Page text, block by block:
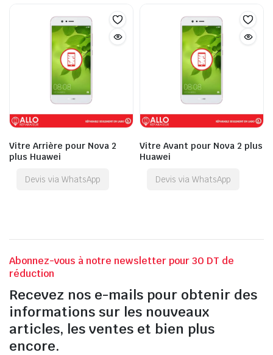
Vitre Arrière pour Nova 2
plus Huawei
Devis via WhatsApp
Vitre Avant pour Nova 2 plus
Huawei
Devis via WhatsApp
Abonnez-vous à notre newsletter pour 30 DT de
réduction
Recevez nos e-mails pour obtenir des
informations sur les nouveaux
articles, les ventes et bien plus
encore.